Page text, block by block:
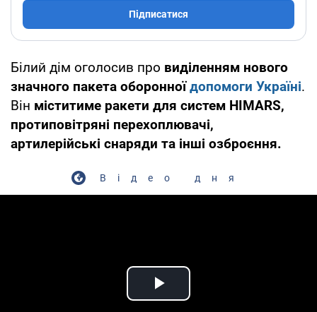
Підписатися
Білий дім оголосив про виділенням нового
значного пакета оборонноїдопомоги Україні.
Він міститиме ракети для систем HIMARS,
протиповітряні перехоплювачі,
артилерійські снаряди та інші озброєння.
Відео дня
Play Video